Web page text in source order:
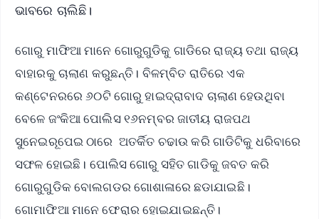
ଭାବରେ ଚାଲିଛି।
ଗୋରୁ ମାଫିଆ ମାନେ ଗୋରୁଗୁଡିକୁ ଗାଡିରେ ରାଜ୍ୟ ତଥା ରାଜ୍ୟ
ବାହାରକୁ ଚାଲାଣ କରୁଛନ୍ତି। ବିଳମ୍ବିତ ରାତିରେ ଏକ
କଣ୍ଟେନରରେ ୬୦ଟି ଗୋରୁ ହାଇଦ୍ରାବାଦ ଚାଲାଣ ହେଉଥିବା
ବେଳେ ଜଂକିଆ ପୋଲିସ ୧୬ନମ୍ବର ଜାତୀୟ ରାଜପଥ
ସୁନେଇରୂପେଇ ଠାରେ ଅତର୍କିତ ଚଢାଉ କରି ଗାଡିଟିକୁ ଧରିବାରେ
ସଫଳ ହୋଇଛି। ପୋଲିସ ଗୋରୁ ସହିତ ଗାଡିକୁ ଜବତ କରି
ଗୋରୁଗୁଡିକ ବୋଲଗଡର ଗୋଶାଳାରେ ଛଡାଯାଇଛି।
ଗୋମାଫିଆ ମାନେ ଫେରାର ହୋଇଯାଇଛନ୍ତି।